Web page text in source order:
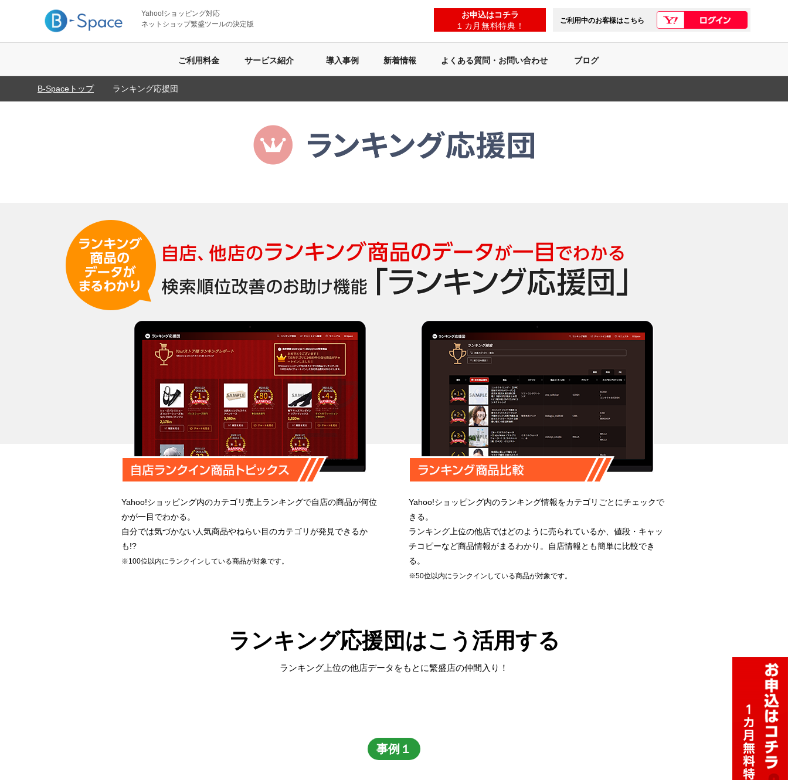
Yahoo!ショッピング対応
ネットショップ繁盛ツールの決定版
お申込はコチラ
１カ月無料特典！
ご利用中のお客様はこちら
ご利用料金 サービス紹介 導入事例 新着情報 よくある質問・お問い合わせ ブログ
B-Spaceトップ ランキング応援団
Yahoo!ショッピング内のカテゴリ売上ランキングで自店の商品が何位
かが一目でわかる。
自分では気づかない人気商品やねらい目のカテゴリが発見できるか
も!?
※100位以内にランクインしている商品が対象です。
Yahoo!ショッピング内のランキング情報をカテゴリごとにチェックで
きる。
ランキング上位の他店ではどのように売られているか、値段・キャッ
チコピーなど商品情報がまるわかり。自店情報とも簡単に比較でき
る。
※50位以内にランクインしている商品が対象です。
ランキング応援団はこう活用する
ランキング上位の他店データをもとに繁盛店の仲間入り！
事例１